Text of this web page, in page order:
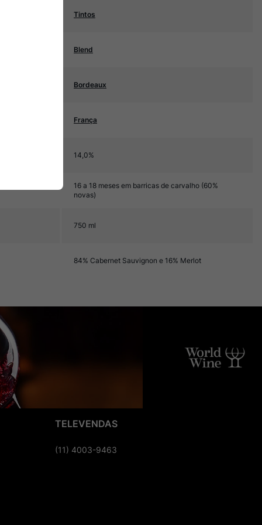
Tintos
Blend
Bordeaux
França
14,0%
16 a 18 meses em barricas de carvalho (60%
novas)
750 ml
84% Cabernet Sauvignon e 16% Merlot
TELEVENDAS
(11) 4003-9463